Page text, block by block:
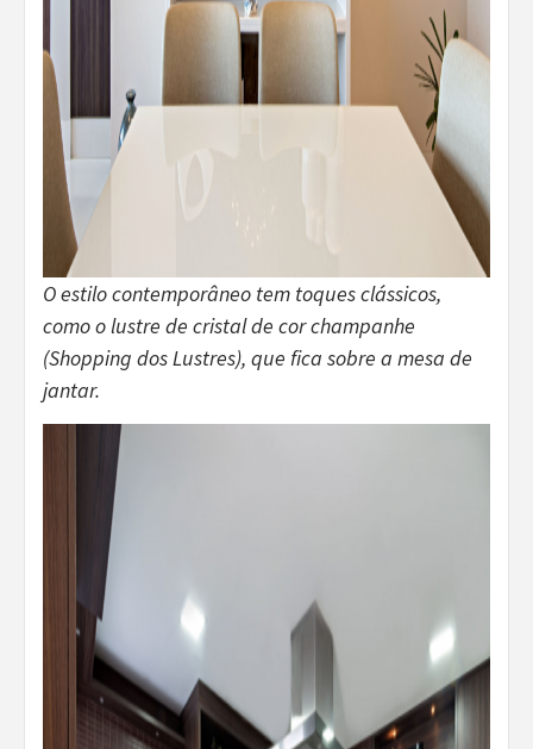
O estilo contemporâneo tem toques clássicos,
como o lustre de cristal de cor champanhe
(Shopping dos Lustres), que fica sobre a mesa de
jantar.